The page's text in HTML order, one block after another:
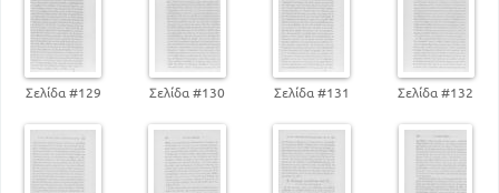
Σελίδα #129 Σελίδα #130 Σελίδα #131 Σελίδα #132